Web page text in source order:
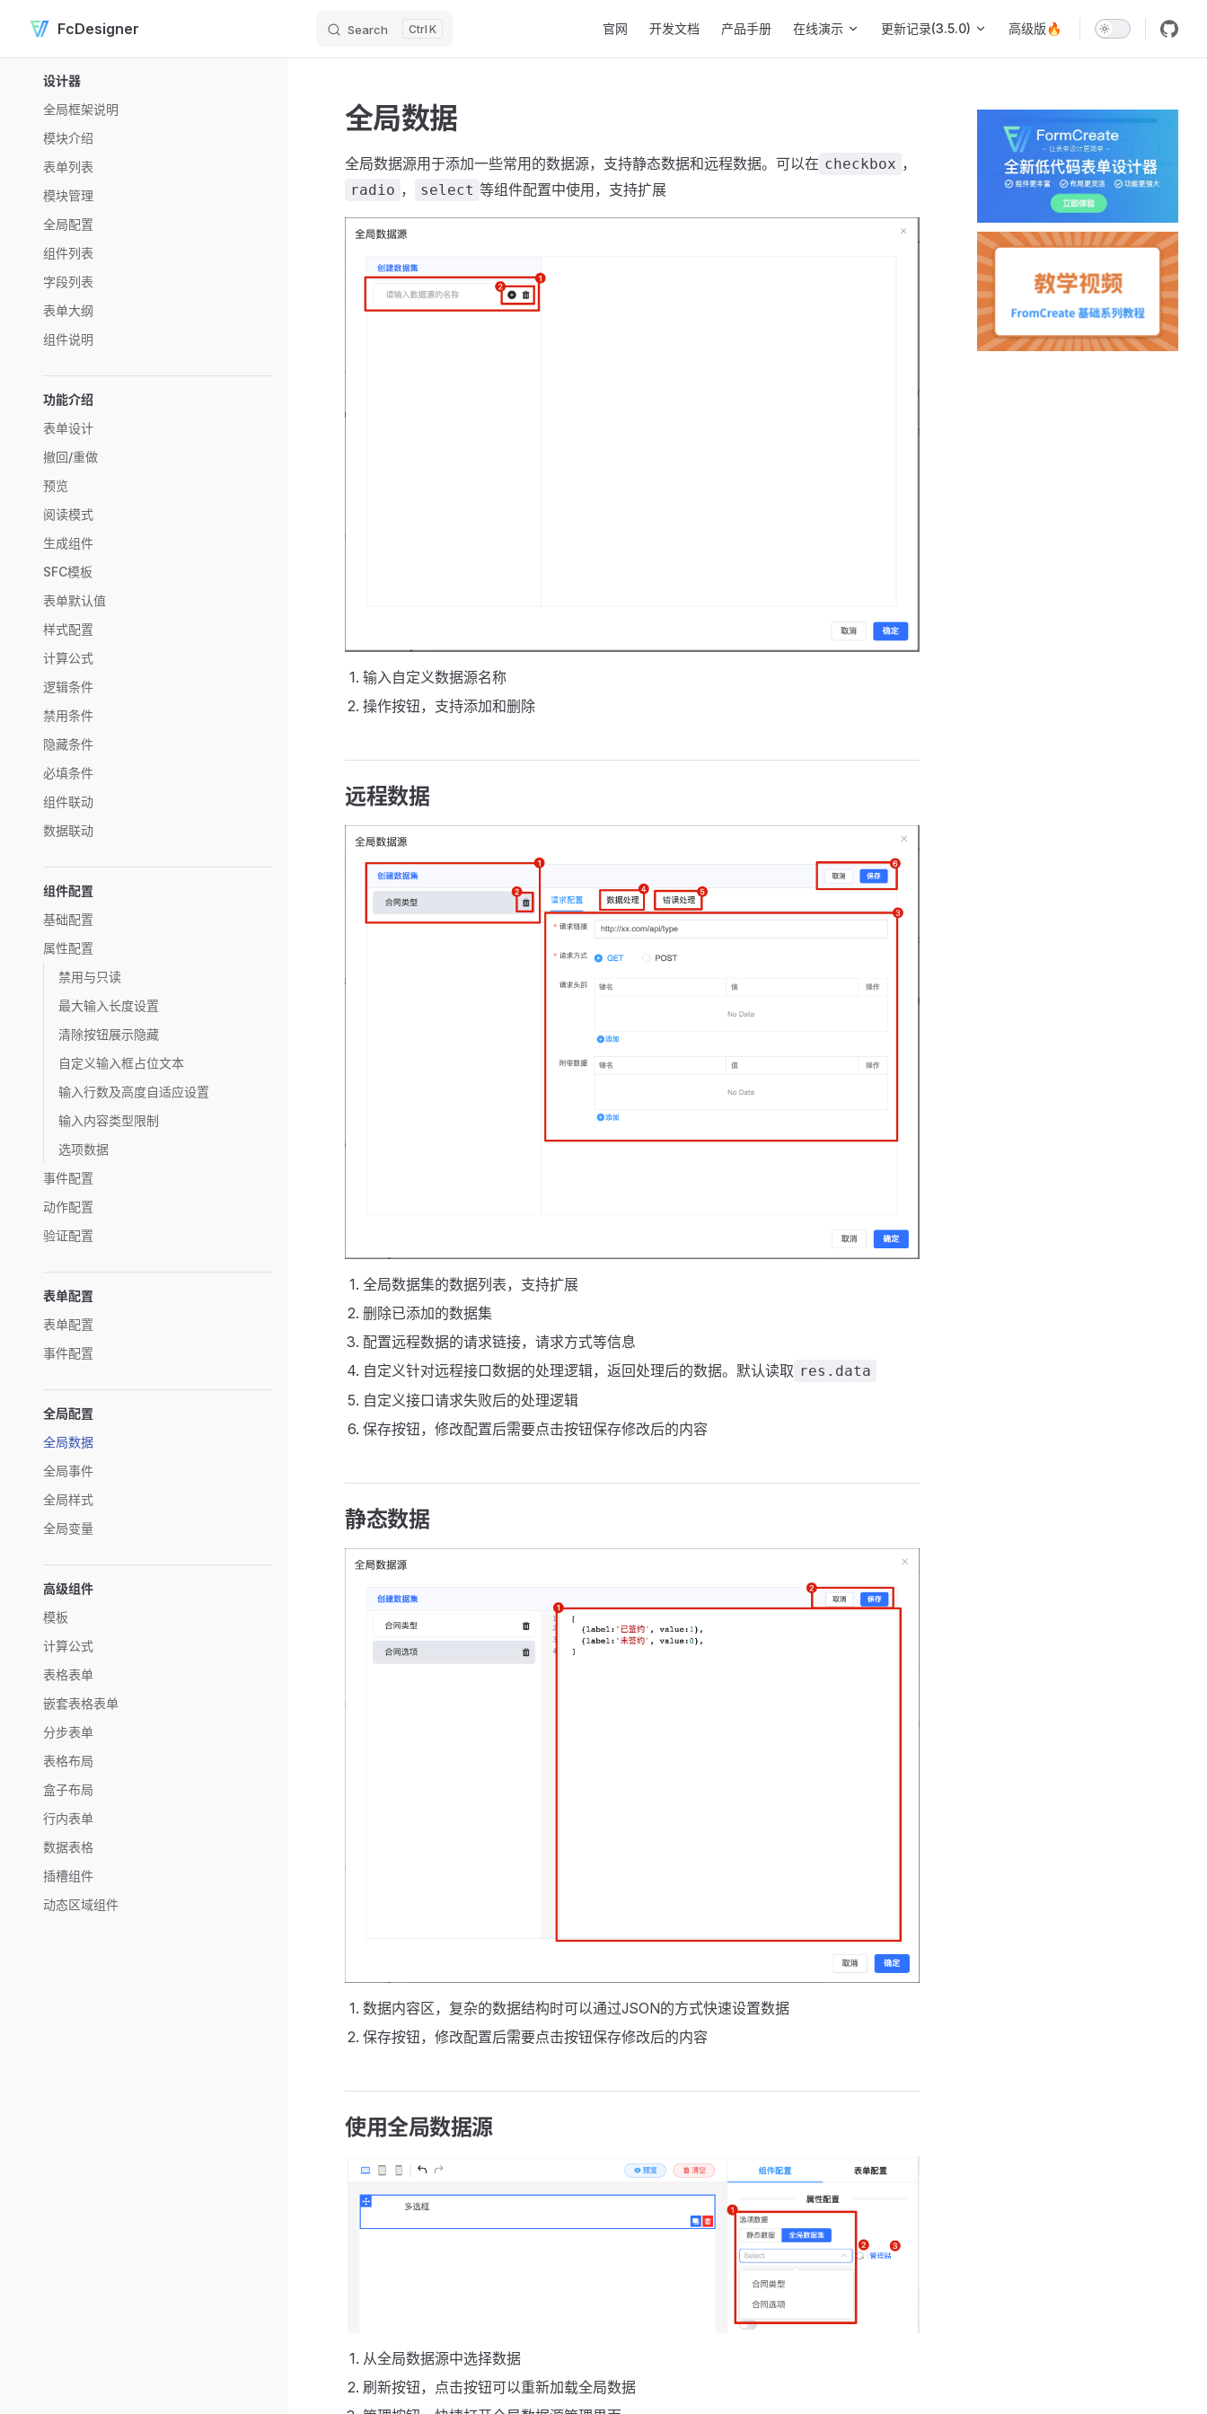
Skip to content
FcDesigner Search K 官网 开发文档 产品手册 在线演示 更新记录(3.5.0) 高级版🔥
设计器
全局框架说明
模块介绍
表单列表
模块管理
全局配置
组件列表
字段列表
表单大纲
组件说明
功能介绍
表单设计
撤回/重做
预览
阅读模式
生成组件
SFC模板
表单默认值
样式配置
计算公式
逻辑条件
禁用条件
隐藏条件
必填条件
组件联动
数据联动
组件配置
基础配置
属性配置
禁用与只读
最大输入长度设置
清除按钮展示隐藏
自定义输入框占位文本
输入行数及高度自适应设置
输入内容类型限制
选项数据
事件配置
动作配置
验证配置
表单配置
表单配置
事件配置
全局配置
全局数据
全局事件
全局样式
全局变量
高级组件
模板
计算公式
表格表单
嵌套表格表单
分步表单
表格布局
盒子布局
行内表单
数据表格
插槽组件
动态区域组件
全局数据
全局数据源用于添加一些常用的数据源，支持静态数据和远程数据。可以在 checkbox ，
radio ， select 等组件配置中使用，支持扩展
输入自定义数据源名称
操作按钮，支持添加和删除
远程数据
全局数据集的数据列表，支持扩展
删除已添加的数据集
配置远程数据的请求链接，请求方式等信息
自定义针对远程接口数据的处理逻辑，返回处理后的数据。默认读取 res.data
自定义接口请求失败后的处理逻辑
保存按钮，修改配置后需要点击按钮保存修改后的内容
静态数据
数据内容区，复杂的数据结构时可以通过JSON的方式快速设置数据
保存按钮，修改配置后需要点击按钮保存修改后的内容
使用全局数据源
从全局数据源中选择数据
刷新按钮，点击按钮可以重新加载全局数据